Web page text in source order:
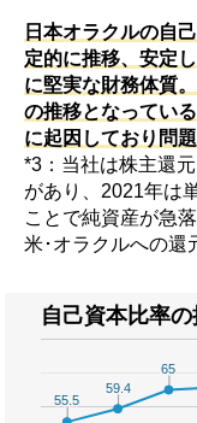
日本オラクルの自
定的に推移、安定
に堅実な財務体質
の推移となってい
に起因しており問題
*3：当社は株主還
があり、2021年は
ことで純資産が急
米･オラクルへの還
自己資本比率の
55.5
55.5
59.4
59.4
65
65